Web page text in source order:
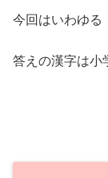
今回はいわゆる
答えの漢字は小